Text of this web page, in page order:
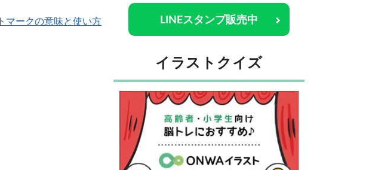
マークの意味と使い方 LINEスタンプ販売中
イラストクイズ